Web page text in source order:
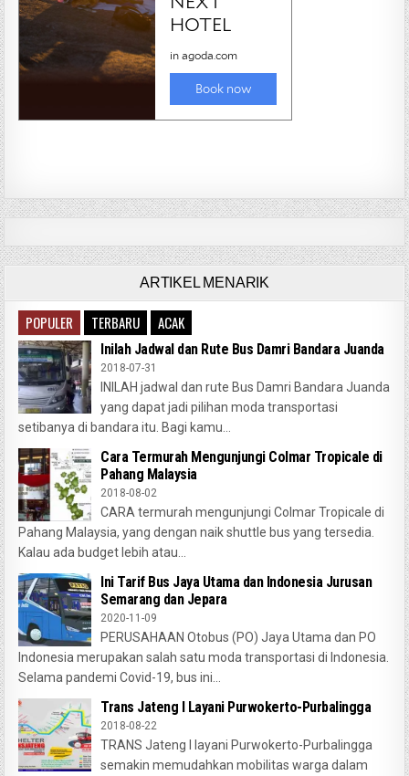
ARTIKEL MENARIK
POPULER TERBARU ACAK
Inilah Jadwal dan Rute Bus Damri Bandara Juanda
2018-07-31
INILAH jadwal dan rute Bus Damri Bandara Juanda
yang dapat jadi pilihan moda transportasi
setibanya di bandara itu. Bagi kamu...
Cara Termurah Mengunjungi Colmar Tropicale di
Pahang Malaysia
2018-08-02
CARA termurah mengunjungi Colmar Tropicale di
Pahang Malaysia, yang dengan naik shuttle bus yang tersedia.
Kalau ada budget lebih atau...
Ini Tarif Bus Jaya Utama dan Indonesia Jurusan
Semarang dan Jepara
2020-11-09
PERUSAHAAN Otobus (PO) Jaya Utama dan PO
Indonesia merupakan salah satu moda transportasi di Indonesia.
Selama pandemi Covid-19, bus ini...
Trans Jateng I Layani Purwokerto-Purbalingga
2018-08-22
TRANS Jateng I layani Purwokerto-Purbalingga
semakin memudahkan mobilitas warga dalam